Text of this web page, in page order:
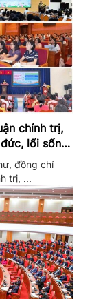
chính trị,
lối sống,
giáo
đồng chí
trị, ...